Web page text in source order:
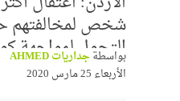
شخص لمخالفتهم
التجول لمواجهة
بواسطةجداريات AHMED
الأربعاء 25 مارس 2020
"محمود شاكر"
للتعتيم من بعض
واللادينية